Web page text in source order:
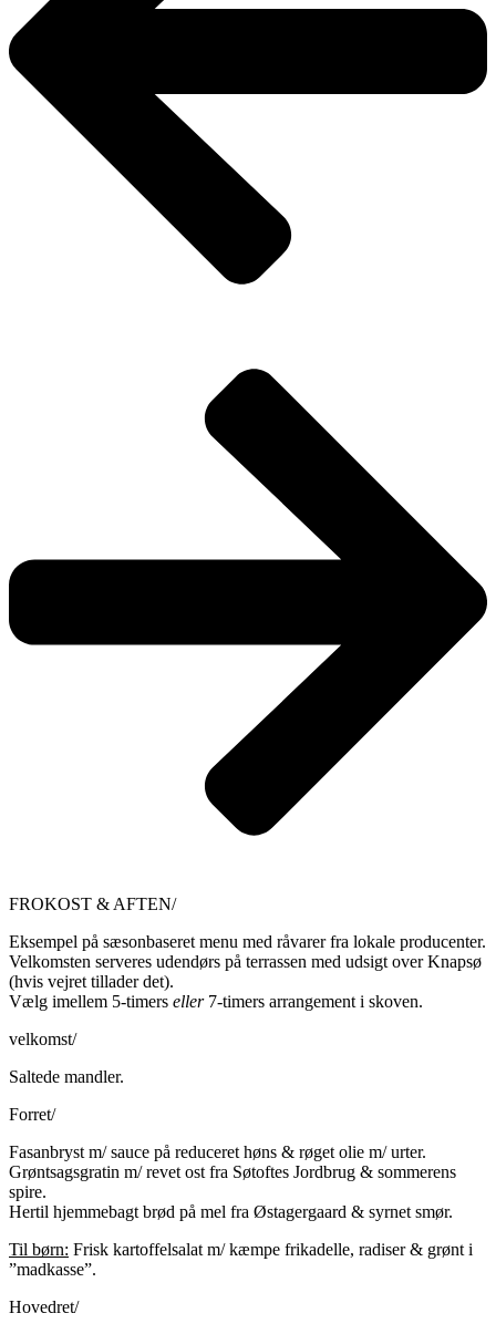
FROKOST & AFTEN/
Eksempel på sæsonbaseret menu med råvarer fra lokale producenter.
Velkomsten serveres udendørs på terrassen med udsigt over Knapsø
(hvis vejret tillader det).
Vælg imellem 5-timers eller7-timers arrangement i skoven.
velkomst/
Saltede mandler.
Forret/
Fasanbryst m/ sauce på reduceret høns & røget olie m/ urter.
Grøntsagsgratin m/ revet ost fra Søtoftes Jordbrug & sommerens
spire.
Hertil hjemmebagt brød på mel fra Østagergaard & syrnet smør.
Til børn: Frisk kartoffelsalat m/ kæmpe frikadelle, radiser & grønt i
”madkasse”.
Hovedret/